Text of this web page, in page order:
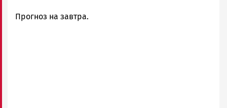
Петрозаводска
Прогноз на завтра.